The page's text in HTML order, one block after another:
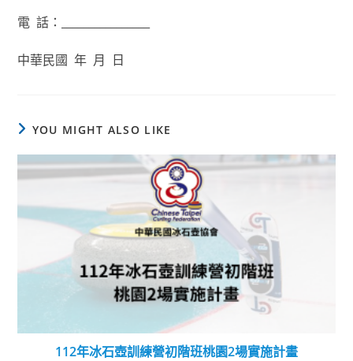
電 話：________________
中華民國 年 月 日
YOU MIGHT ALSO LIKE
112年冰石壺訓練營初階班桃園2場實施計畫